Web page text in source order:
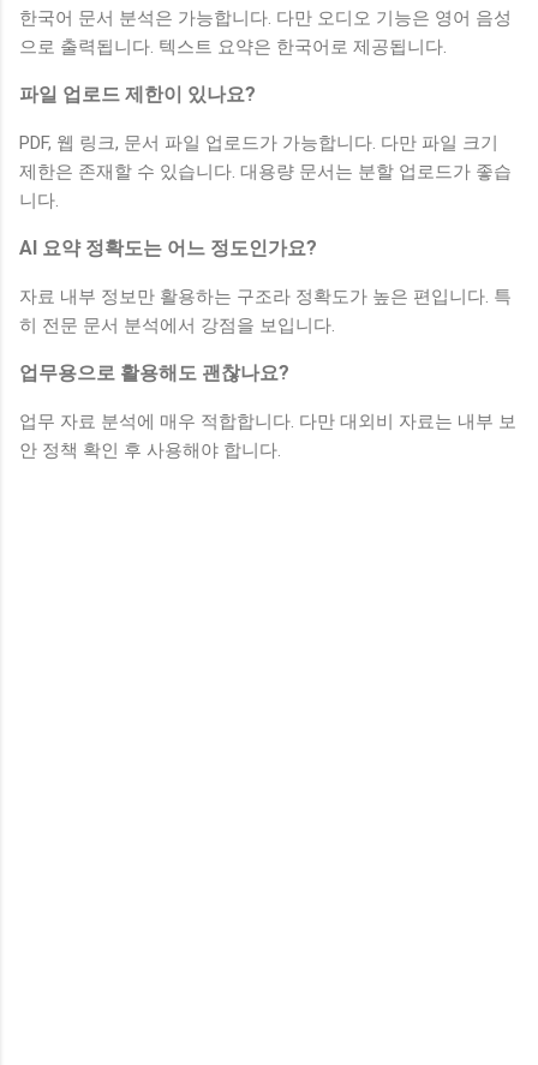
한국어 문서 분석은 가능합니다. 다만 오디오 기능은 영어 음성
으로 출력됩니다. 텍스트 요약은 한국어로 제공됩니다.
파일 업로드 제한이 있나요?
PDF, 웹 링크, 문서 파일 업로드가 가능합니다. 다만 파일 크기
제한은 존재할 수 있습니다. 대용량 문서는 분할 업로드가 좋습
니다.
AI 요약 정확도는 어느 정도인가요?
자료 내부 정보만 활용하는 구조라 정확도가 높은 편입니다. 특
히 전문 문서 분석에서 강점을 보입니다.
업무용으로 활용해도 괜찮나요?
업무 자료 분석에 매우 적합합니다. 다만 대외비 자료는 내부 보
안 정책 확인 후 사용해야 합니다.